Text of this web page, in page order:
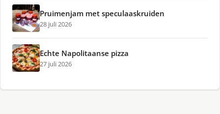
Pruimenjam met speculaaskruiden
28 juli 2026
Echte Napolitaanse pizza
27 juli 2026